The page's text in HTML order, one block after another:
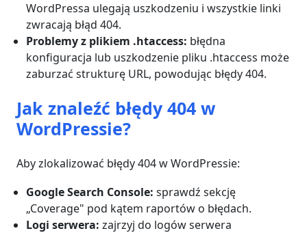
WordPressa ulegają uszkodzeniu i wszystkie linki
zwracają błąd 404.
Problemy z plikiem .htaccess: błędna
konfiguracja lub uszkodzenie pliku .htaccess może
zaburzać strukturę URL, powodując błędy 404.
Jak znaleźć błędy 404 w
WordPressie?
Aby zlokalizować błędy 404 w WordPressie:
Google Search Console: sprawdź sekcję
„Coverage" pod kątem raportów o błędach.
Logi serwera: zajrzyj do logów serwera